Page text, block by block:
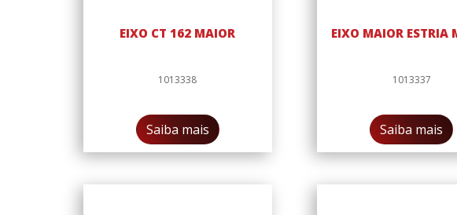
EIXO CT 162 MAIOR
1013338
Saiba mais
EIXO MAIOR ESTRIA
1013337
Saiba mais